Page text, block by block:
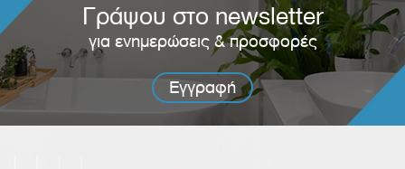
Γράψου στο newsletter
για ενημερώσεις & προσφορές
Εγγραφή